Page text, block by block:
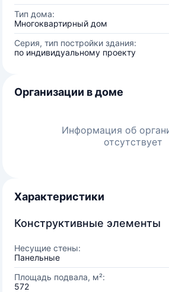
Тип дома:
Многоквартирный дом
Серия, тип постройки здания:
по индивидуальному проекту
Организации в доме
Информация об
отсутствует
Характеристики
Конструктивные элементы
Несущие стены:
Панельные
Площадь подвала, м²:
572